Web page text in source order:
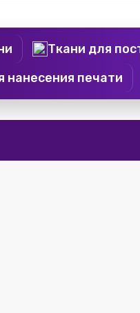
Ткани для
нанесения печати